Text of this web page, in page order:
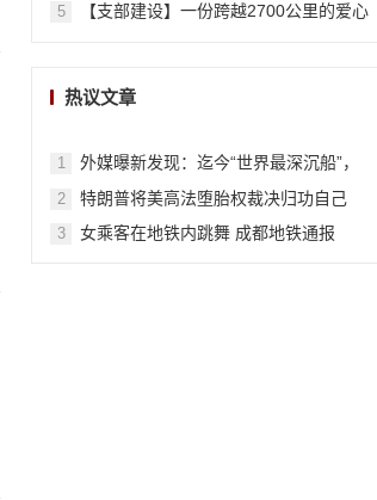
5
【支部建设】一份跨越2700公里的爱心
热议文章
1
外媒曝新发现：迄今“世界最深沉船”，
2 特朗普将美高法堕胎权裁决归功自己
3 女乘客在地铁内跳舞 成都地铁通报